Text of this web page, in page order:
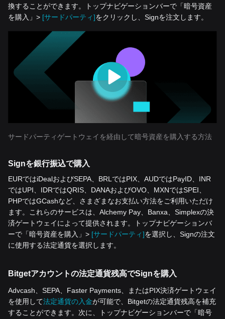
換することができます。トップナビゲーションバーで「暗号資産
を‌購入」> [サードパーティ]をクリックし、Signを注文します。
サードパーティゲートウェイを経由して暗号資産を購入する方法
Signを銀行振込で購入
EURではiDealおよびSEPA、BRLではPIX、AUDではPayID、INR
ではUPI、IDRではQRIS、DANAおよびOVO、MXNではSPEI、
PHPではGCashなど、さまざまなお支払い方法をご利用いただけ
ます。これらのサービスは、Alchemy Pay、Banxa、Simplexの決
済ゲートウェイによって提供されます。トップナビゲーションバ
ーで「暗号資産を‌購入」> [サードパーティ]を選択し、Signの注文
に使用する法定通貨を選択します。
Bitgetアカウントの法定通貨残高でSignを購入
Advcash、SEPA、Faster Payments、またはPIX決済ゲートウェイ
を使用して法定通貨の入金が可能で、Bitgetの法定通貨残高を補充
することができます。次に、トップナビゲーションバーで「暗号